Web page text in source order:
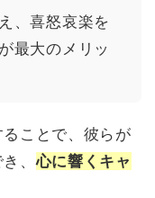
、喜怒哀楽を
最大のメリッ
ことで、彼らが
き、心に響くキャ